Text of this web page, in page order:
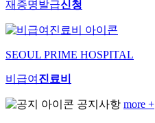
재증명발급신청
SEOUL PRIME HOSPITAL
비급여 진료비
공지사항 more +